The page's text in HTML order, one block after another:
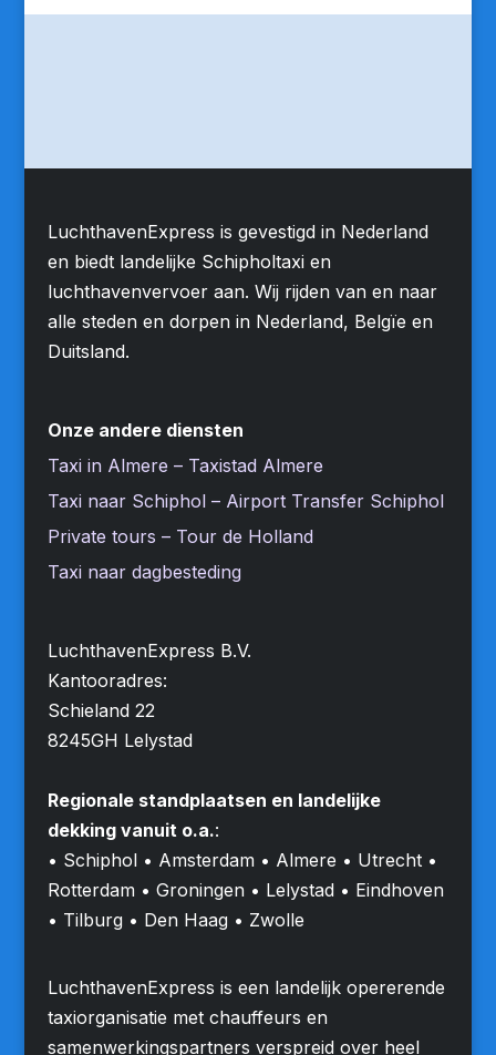
LuchthavenExpress is gevestigd in Nederland
en biedt landelijke Schipholtaxi en
luchthavenvervoer aan. Wij rijden van en naar
alle steden en dorpen in Nederland, Belgïe en
Duitsland.
Onze andere diensten
Taxi in Almere – Taxistad Almere
Taxi naar Schiphol – Airport Transfer Schiphol
Private tours – Tour de Holland
Taxi naar dagbesteding
LuchthavenExpress B.V.
Kantooradres:
Schieland 22
8245GH Lelystad
Regionale standplaatsen en landelijke
dekking vanuit o.a.:
• Schiphol • Amsterdam • Almere • Utrecht •
Rotterdam • Groningen • Lelystad • Eindhoven
• Tilburg • Den Haag • Zwolle
LuchthavenExpress is een landelijk opererende
taxiorganisatie met chauffeurs en
samenwerkingspartners verspreid over heel